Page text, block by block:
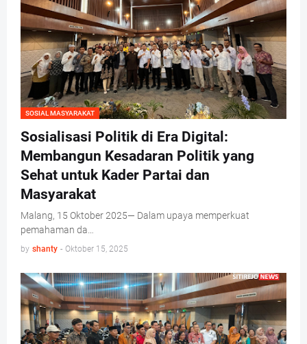
SOSIAL MASYARAKAT
Sosialisasi Politik di Era Digital:
Membangun Kesadaran Politik yang
Sehat untuk Kader Partai dan
Masyarakat
Malang, 15 Oktober 2025— Dalam upaya memperkuat
pemahaman da…
by shanty - Oktober 15, 2025